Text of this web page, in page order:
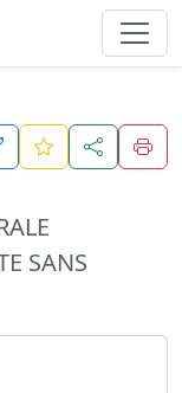
SANS